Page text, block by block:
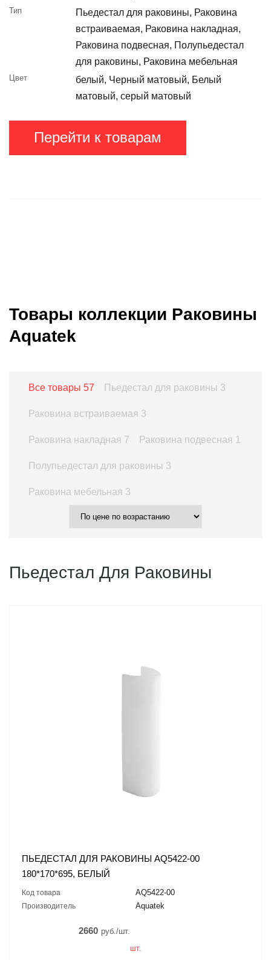
Тип
Пьедестал для раковины, Раковина
встраиваемая, Раковина накладная,
Раковина подвесная, Полупьедестал
для раковины, Раковина мебельная
Цвет
белый, Черный матовый, Белый
матовый, серый матовый
Перейти к товарам
Товары коллекции Раковины
Aquatek
Все товары 57 Пьедестал для раковины 3
Раковина встраиваемая 3
Раковина накладная 7 Раковина подвесная 1
Полупьедестал для раковины 3
Раковина мебельная 3
Пьедестал Для Раковины
ПЬЕДЕСТАЛ ДЛЯ РАКОВИНЫ AQ5422-00
180*170*695, БЕЛЫЙ
Код товара AQ5422-00
Производитель Aquatek
2660 руб./шт.
шт.